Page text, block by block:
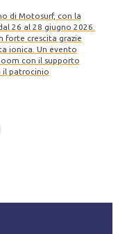
di Motosurf, con la
26 al 28 giugno 2026.
forte crescita grazie
ionica. Un evento
con il supporto
il patrocinio